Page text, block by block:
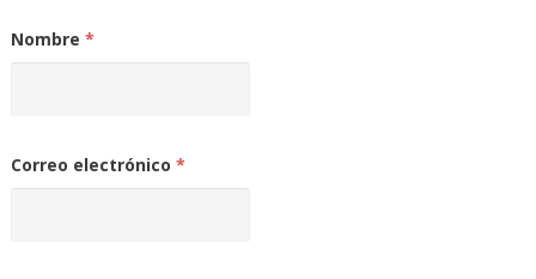
Nombre *
Correo electrónico *